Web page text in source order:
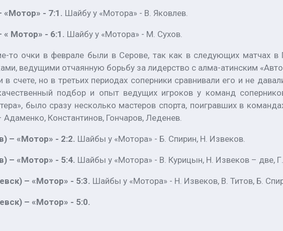
«Мотор» - 7:1. Шайбу у «Мотора» - В. Яковлев.
« Мотор» - 6:1. Шайбу у «Мотора» - М. Сухов.
то очки в феврале были в Серове, так как в следующих матчах
ведущими отчаянную борьбу за лидерство с алма-атинским
счете, но в третьих периодах соперники сравнивали его и не
подбор и опыт ведущих игроков у команд
было сразу несколько мастеров спорта, поигравших в
Константинов, Гончаров, Леденев.
– «Мотор» - 2:2. Шайбы у «Мотора» - Б. Спирин, Н. Извеков.
– «Мотор» - 5:4. Шайбы у «Мотора» - В. Курицын, Н. Извеков – две,
– «Мотор» - 5:3. Шайбы у «Мотора» - Н. Извеков, В. Титов, Б.
– «Мотор» - 5:0.